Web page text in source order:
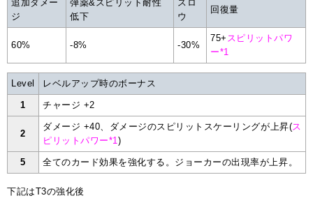
追加ダメー
ジ
弾薬&スピリット耐性
低下
スロ
ウ
回復量
60% -8% -30%
75+ スピリットパワ
ー*1
Level レベルアップ時のボーナス
1 チャージ +2
2
ダメージ +40、ダメージのスピリットスケーリングが上昇(ス
ピリットパワー*1)
5 全てのカード効果を強化する。ジョーカーの出現率が上昇。
下記はT3の強化後